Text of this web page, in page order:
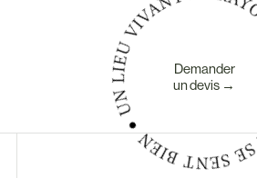
Demander
un devis →